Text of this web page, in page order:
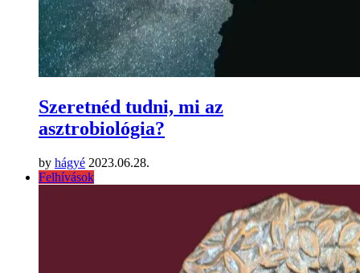
Szeretnéd tudni, mi az
asztrobiológia?
by hágyé 2023.06.28.
Felhívások